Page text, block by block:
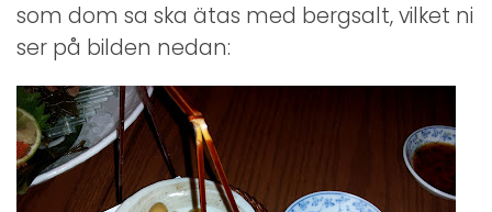
som dom sa ska ätas med bergsalt, vilket ni
ser på bilden nedan: